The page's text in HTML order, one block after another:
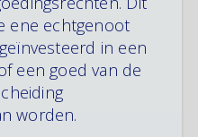
ene echtgenoot
in een
een goed van de
worden.